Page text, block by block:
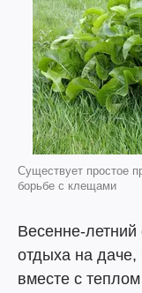
Существует простое
борьбе с клещами
Весенне-летний
отдыха на
вместе с